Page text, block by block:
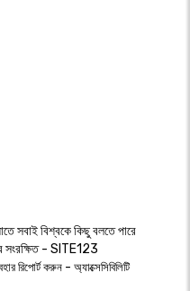
সবাই বিশ্বকে কিছু বলতে পারে
- SITE123
রিপোর্ট করুন - অ্যাক্সেসিবিলিটি